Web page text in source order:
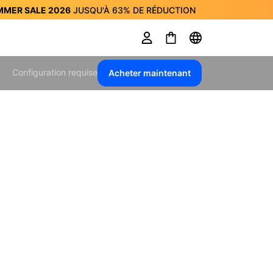
SALE 2026JUSQU'À 63% DE RÉDUCTION
Configuration requise Acheter maintenant